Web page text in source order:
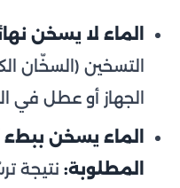
الماء لا يسخن
التسخين (السخّان
الجهاز أو عطل في
الماء يسخن ببطء
المطلوبة: نتيجة